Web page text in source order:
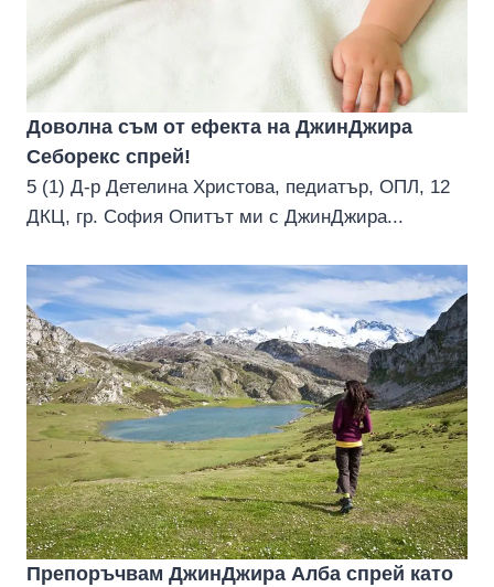
Доволна съм от ефекта на ДжинДжира
Себорекс спрей!
5 (1) Д-р Детелина Христова, педиатър, ОПЛ, 12
ДКЦ, гр. София Опитът ми с ДжинДжира...
Препоръчвам ДжинДжира Алба спрей като